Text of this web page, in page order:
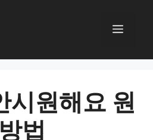
메
시원해요 원
법